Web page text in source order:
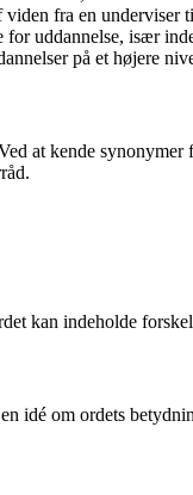
fra en underviser
for uddannelse, især
på et højere
at kende
kan indeholde
om ordets